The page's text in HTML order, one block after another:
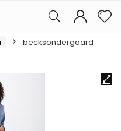
becksöndergaard